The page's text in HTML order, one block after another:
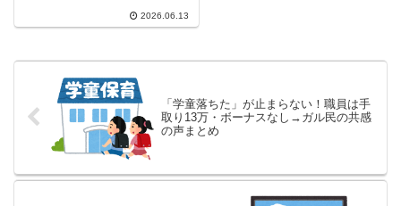
本音30選。職場の推し活熱弁に
りました。
2026.06.13
「学童落ちた」が止まらない！職員は手
取り13万・ボーナスなし→ガル民の共感
の声まとめ